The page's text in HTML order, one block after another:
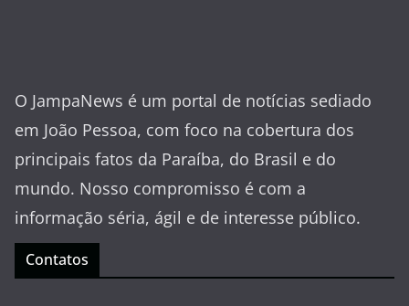
O JampaNews é um portal de notícias sediado
em João Pessoa, com foco na cobertura dos
principais fatos da Paraíba, do Brasil e do
mundo. Nosso compromisso é com a
informação séria, ágil e de interesse público.
Contatos